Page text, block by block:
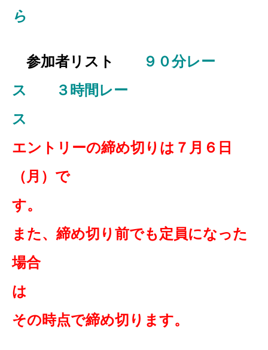
ら
参加者リスト
９０分レー
ス
３時間レー
ス
エントリーの締め切りは７月６日
（月）で
また、締め切り前でも定員になった
場合
その時点で締め切ります。